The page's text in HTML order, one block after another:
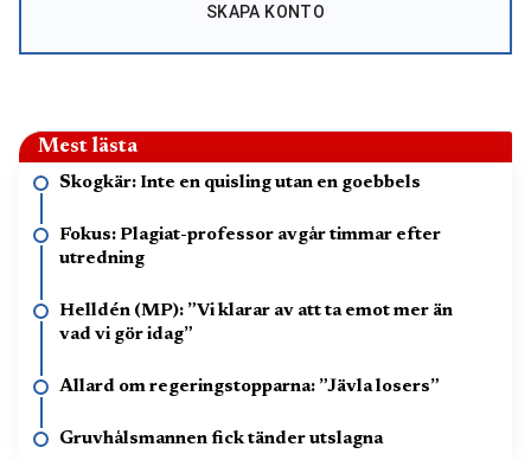
SKAPA KONTO
Mest lästa
Skogkär: Inte en quisling utan en goebbels
Fokus: Plagiat-professor avgår timmar efter
utredning
Helldén (MP): ”Vi klarar av att ta emot mer än
vad vi gör idag”
Allard om regeringstopparna: ”Jävla losers”
Gruvhålsmannen fick tänder utslagna